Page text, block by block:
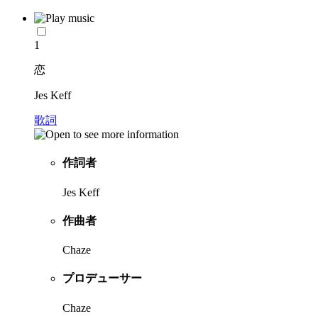
1
恋
Jes Keff
歌詞
作詞者
Jes Keff
作曲者
Chaze
プロデューサー
Chaze